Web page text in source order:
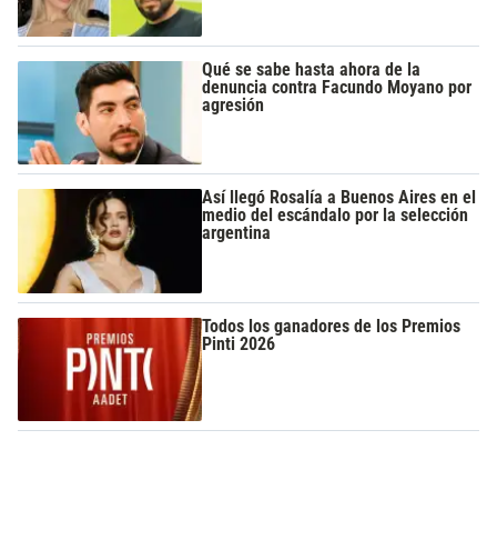
Qué se sabe hasta ahora de la
denuncia contra Facundo Moyano por
agresión
Así llegó Rosalía a Buenos Aires en el
medio del escándalo por la selección
argentina
Todos los ganadores de los Premios
Pinti 2026